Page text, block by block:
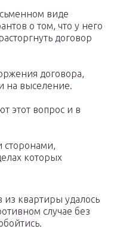
виде
о том, что у него
договор
договора,
на выселение.
этот вопрос и в
сторонами,
которых
квартиры удалось
случае без